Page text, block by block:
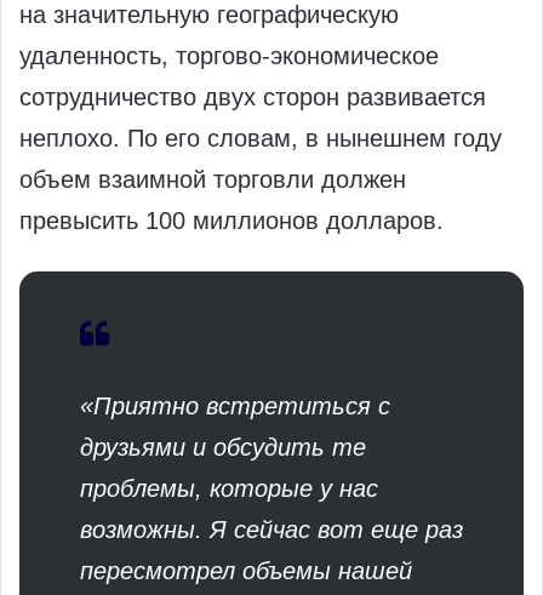
на значительную географическую
удаленность, торгово-экономическое
сотрудничество двух сторон развивается
неплохо. По его словам, в нынешнем году
объем взаимной торговли должен
превысить 100 миллионов долларов.
«Приятно встретиться с
друзьями и обсудить те
проблемы, которые у нас
возможны. Я сейчас вот еще раз
пересмотрел объемы нашей